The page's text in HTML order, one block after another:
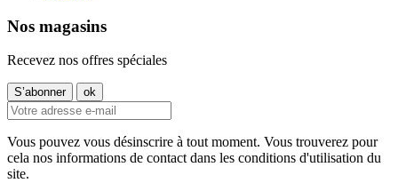
Nos magasins
Recevez nos offres spéciales
Vous pouvez vous désinscrire à tout moment. Vous trouverez pour
cela nos informations de contact dans les conditions d'utilisation du
site.